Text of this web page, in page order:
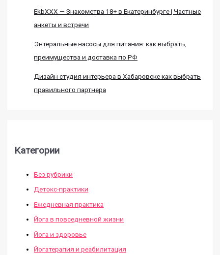
EkbXXX — Знакомства 18+ в Екатеринбурге | Частные
анкеты и встречи
Энтеральные насосы для питания: как выбрать,
преимущества и доставка по РФ
Дизайн студия интерьера в Хабаровске как выбрать
правильного партнера
Категории
Без рубрики
Детокс-практики
Ежедневная практика
Йога в повседневной жизни
Йога и здоровье
Йогатерапия и реабилитация